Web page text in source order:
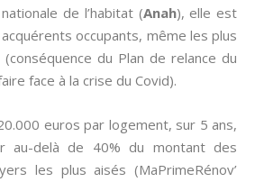
de l’habitat (Anah), elle est
occupants, même les plus
du Plan de relance du
face à la crise du Covid).
euros par logement, sur 5 ans,
au-delà de 40% du montant des
les plus aisés (MaPrimeRénov’